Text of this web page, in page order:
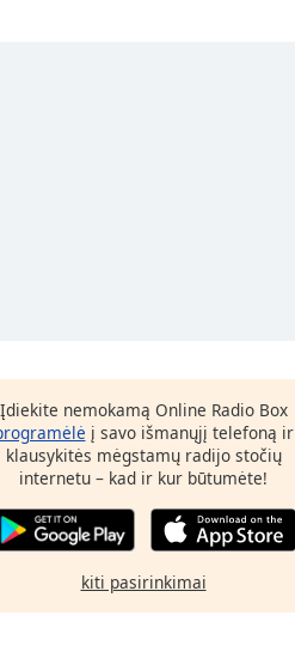
Įdiekite nemokamą Online Radio Box
į savo išmanųjį telefoną ir
klausykitės mėgstamų radijo stočių
internetu – kad ir kur būtumėte!
kiti pasirinkimai